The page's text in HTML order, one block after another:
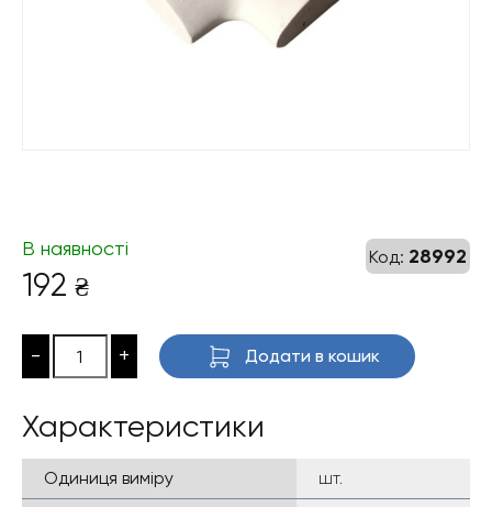
Код: 28992
В наявності
192 ₴
- + Додати в кошик
Характеристики
Одиниця виміру
шт.